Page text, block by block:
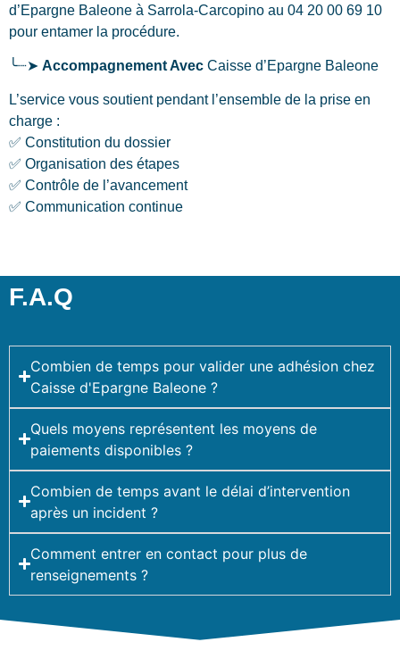
d’Epargne Baleone à Sarrola-Carcopino au 04 20 00 69 10
pour entamer la procédure.
╰┈➤ Accompagnement Avec Caisse d’Epargne Baleone
L’service vous soutient pendant l’ensemble de la prise en
charge :
✅ Constitution du dossier
✅ Organisation des étapes
✅ Contrôle de l’avancement
✅ Communication continue
F.A.Q
Combien de temps pour valider une adhésion chez
Caisse d'Epargne Baleone ?
Quels moyens représentent les moyens de
paiements disponibles ?
Combien de temps avant le délai d’intervention
après un incident ?
Comment entrer en contact pour plus de
renseignements ?